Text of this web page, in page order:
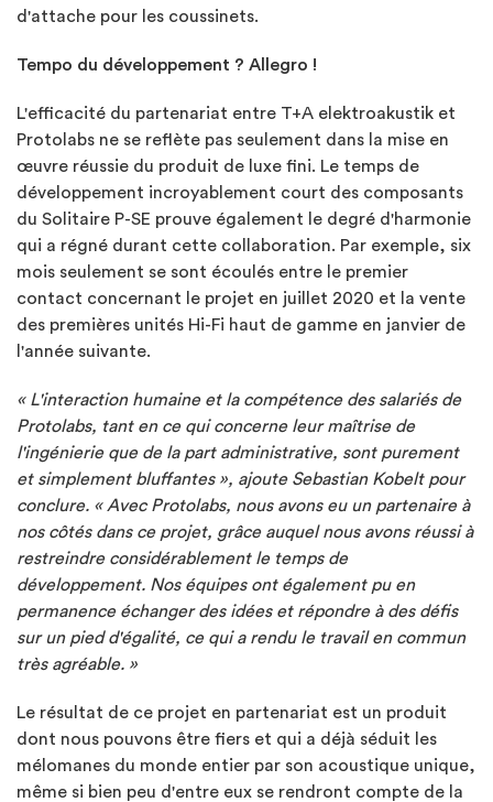
d'attache pour les coussinets.
Tempo du développement ? Allegro !
L'efficacité du partenariat entre T+A elektroakustik et
Protolabs ne se reflète pas seulement dans la mise en
œuvre réussie du produit de luxe fini. Le temps de
développement incroyablement court des composants
du Solitaire P-SE prouve également le degré d'harmonie
qui a régné durant cette collaboration. Par exemple, six
mois seulement se sont écoulés entre le premier
contact concernant le projet en juillet 2020 et la vente
des premières unités Hi-Fi haut de gamme en janvier de
l'année suivante.
« L'interaction humaine et la compétence des salariés de
Protolabs, tant en ce qui concerne leur maîtrise de
l'ingénierie que de la part administrative, sont purement
et simplement bluffantes », ajoute Sebastian Kobelt pour
conclure. « Avec Protolabs, nous avons eu un partenaire à
nos côtés dans ce projet, grâce auquel nous avons réussi à
restreindre considérablement le temps de
développement. Nos équipes ont également pu en
permanence échanger des idées et répondre à des défis
sur un pied d'égalité, ce qui a rendu le travail en commun
très agréable. »
Le résultat de ce projet en partenariat est un produit
dont nous pouvons être fiers et qui a déjà séduit les
mélomanes du monde entier par son acoustique unique,
même si bien peu d'entre eux se rendront compte de la